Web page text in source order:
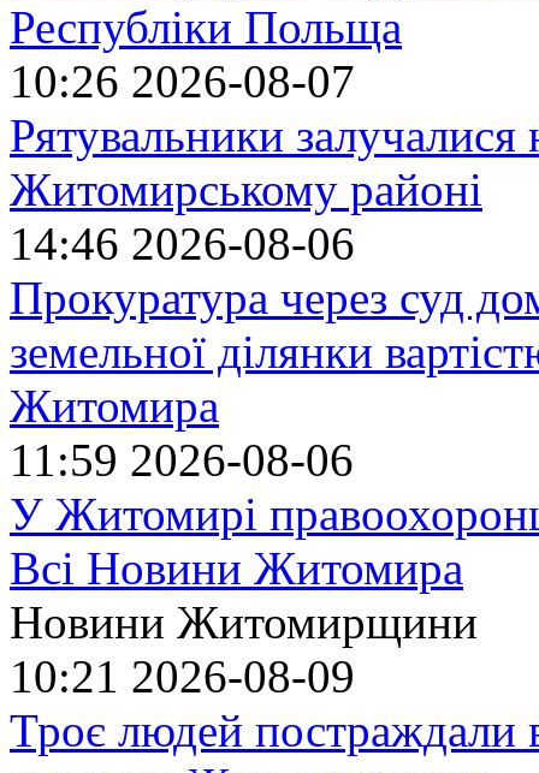
Республіки Польща
10:26 2026-08-07
Рятувальники
Житомирському районі
14:46 2026-08-06
Прокуратура через суд
земельної ділянки
Житомира
11:59 2026-08-06
У Житомирі
Всі Новини Житомира
Новини Житомирщини
10:21 2026-08-09
Троє людей постраждали